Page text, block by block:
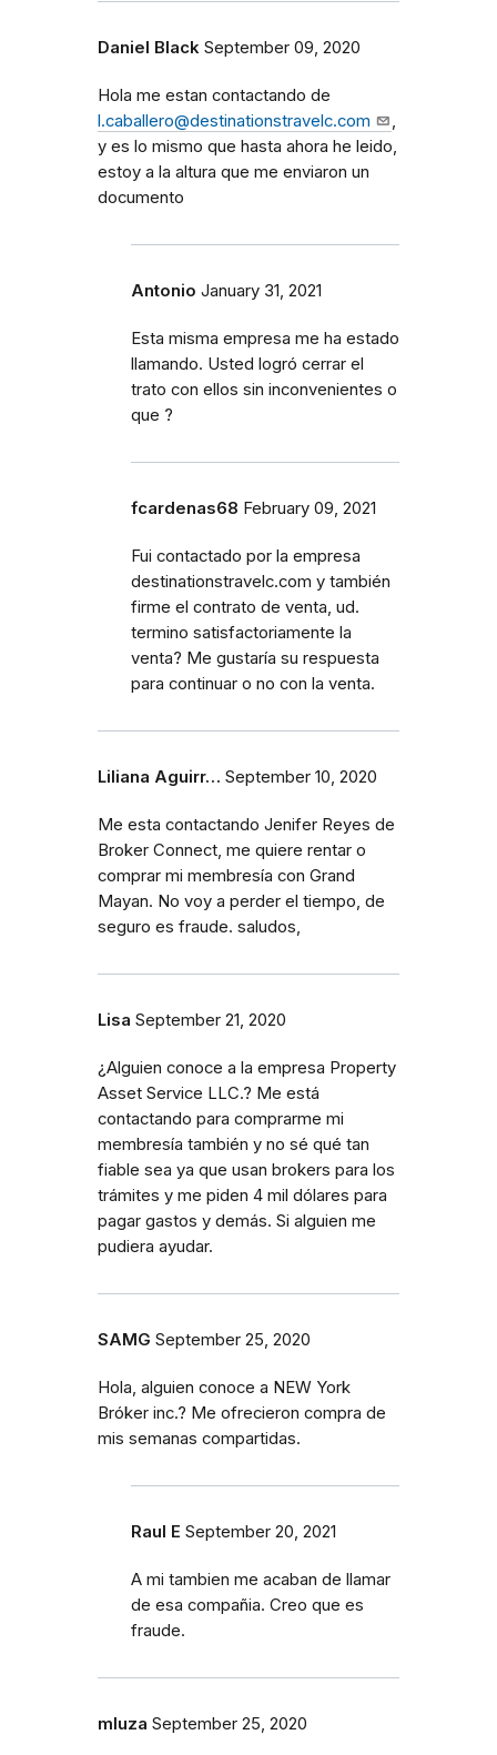
Daniel Black September 09, 2020
Hola me estan contactando de
l.caballero@destinationstravelc.com
,
y es lo mismo que hasta ahora he leido,
estoy a la altura que me enviaron un
documento
Antonio January 31, 2021
Esta misma empresa me ha estado
llamando. Usted logró cerrar el
trato con ellos sin inconvenientes o
que ?
fcardenas68 February 09, 2021
Fui contactado por la empresa
destinationstravelc.com y también
firme el contrato de venta, ud.
termino satisfactoriamente la
venta? Me gustaría su respuesta
para continuar o no con la venta.
Liliana Aguirr… September 10, 2020
Me esta contactando Jenifer Reyes de
Broker Connect, me quiere rentar o
comprar mi membresía con Grand
Mayan. No voy a perder el tiempo, de
seguro es fraude. saludos,
Lisa September 21, 2020
¿Alguien conoce a la empresa Property
Asset Service LLC.? Me está
contactando para comprarme mi
membresía también y no sé qué tan
fiable sea ya que usan brokers para los
trámites y me piden 4 mil dólares para
pagar gastos y demás. Si alguien me
pudiera ayudar.
SAMG September 25, 2020
Hola, alguien conoce a NEW York
Bróker inc.? Me ofrecieron compra de
mis semanas compartidas.
Raul E September 20, 2021
A mi tambien me acaban de llamar
de esa compañia. Creo que es
fraude.
mluza September 25, 2020